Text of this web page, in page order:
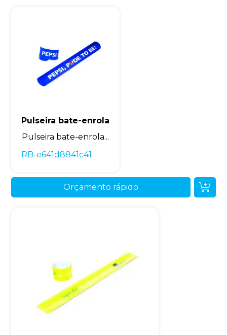
Pulseira bate-enrola
Pulseira bate-enrola...
RB-e641d8841c41
Orçamento rápido